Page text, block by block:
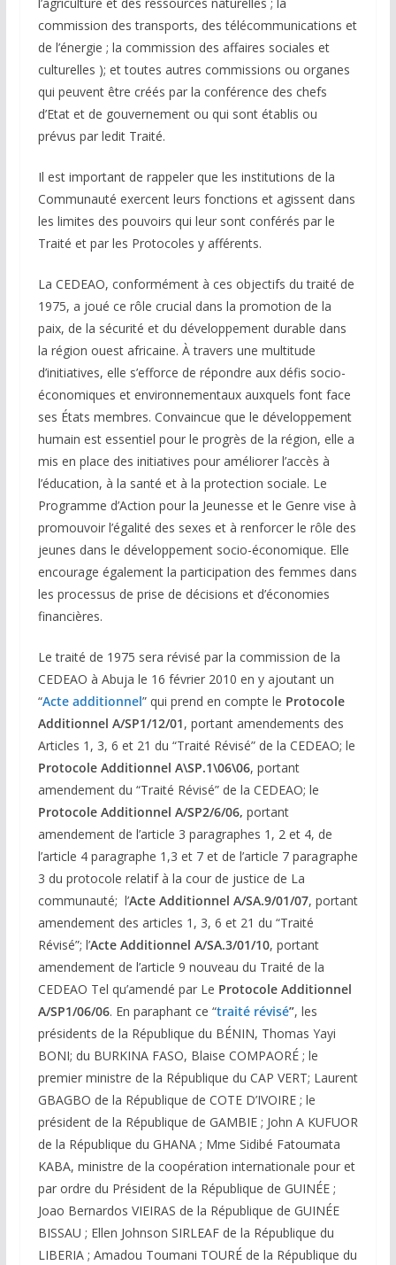
commission des transports, des télécommunications et
de l’énergie ; la commission des affaires sociales et
culturelles ); et toutes autres commissions ou organes
qui peuvent être créés par la conférence des chefs
d’Etat et de gouvernement ou qui sont établis ou
prévus par ledit Traité.
Il est important de rappeler que les institutions de la
Communauté exercent leurs fonctions et agissent dans
les limites des pouvoirs qui leur sont conférés par le
Traité et par les Protocoles y afférents.
La CEDEAO, conformément à ces objectifs du traité de
1975, a joué ce rôle crucial dans la promotion de la
paix, de la sécurité et du développement durable dans
la région ouest africaine. À travers une multitude
d’initiatives, elle s’efforce de répondre aux défis socio-
économiques et environnementaux auxquels font face
ses États membres. Convaincue que le développement
humain est essentiel pour le progrès de la région, elle a
mis en place des initiatives pour améliorer l’accès à
l’éducation, à la santé et à la protection sociale. Le
Programme d’Action pour la Jeunesse et le Genre vise à
promouvoir l’égalité des sexes et à renforcer le rôle des
jeunes dans le développement socio-économique. Elle
encourage également la participation des femmes dans
les processus de prise de décisions et d’économies
financières.
Le traité de 1975 sera révisé par la commission de la
CEDEAO à Abuja le 16 février 2010 en y ajoutant un
“Acte additionnel” qui prend en compte le Protocole
Additionnel A/SP1/12/01, portant amendements des
Articles 1, 3, 6 et 21 du “Traité Révisé” de la CEDEAO; le
Protocole Additionnel A\SP.1\06\06, portant
amendement du “Traité Révisé” de la CEDEAO; le
Protocole Additionnel A/SP2/6/06, portant
amendement de l’article 3 paragraphes 1, 2 et 4, de
l’article 4 paragraphe 1,3 et 7 et de l’article 7 paragraphe
3 du protocole relatif à la cour de justice de La
communauté; l’Acte Additionnel A/SA.9/01/07, portant
amendement des articles 1, 3, 6 et 21 du “Traité
Révisé”; l’Acte Additionnel A/SA.3/01/10, portant
amendement de l’article 9 nouveau du Traité de la
CEDEAO Tel qu’amendé par Le Protocole Additionnel
A/SP1/06/06. En paraphant ce “traité révisé”, les
présidents de la République du BÉNIN, Thomas Yayi
BONI; du BURKINA FASO, Blaise COMPAORÉ ; le
premier ministre de la République du CAP VERT; Laurent
GBAGBO de la République de COTE D’IVOIRE ; le
président de la République de GAMBIE ; John A KUFUOR
de la République du GHANA ; Mme Sidibé Fatoumata
KABA, ministre de la coopération internationale pour et
par ordre du Président de la République de GUINÉE ;
Joao Bernardos VIEIRAS de la République de GUINÉE
BISSAU ; Ellen Johnson SIRLEAF de la République du
LIBERIA ; Amadou Toumani TOURÉ de la République du